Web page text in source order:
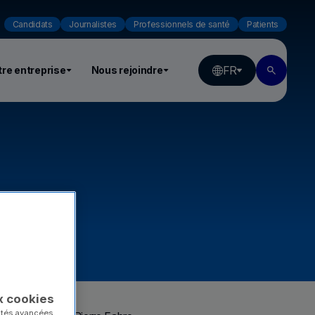
Candidats Journalistes Professionnels de santé Patients
entreprise Nous rejoindre FR
cookies
avancées